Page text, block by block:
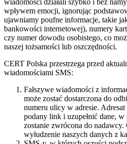
wiadomości działali szybko i bez
wpływem emocji, ignorując
ujawniamy poufne informacje, takie
bankowości internetowej), numery
czy numer dowodu osobistego, co
naszej tożsamości lub oszczędności.
CERT Polska przestrzega przed
wiadomościami SMS:
Fałszywe wiadomości z
może zostać dostarczona do
numeru ulicy w adresie.
podany link i uzupełnić dane,
zostanie zwrócona do nadawcy.
wyłudzenie naszych danych z